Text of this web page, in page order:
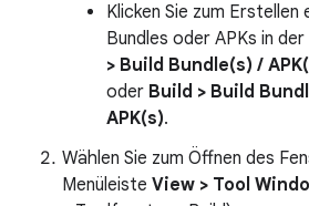
Klicken Sie zum Erstellen
Bundles oder APKs in
> Build Bundle(s) /
oder Build > Build
APK(s).
Wählen Sie zum Öffnen des
Menüleiste View > Tool